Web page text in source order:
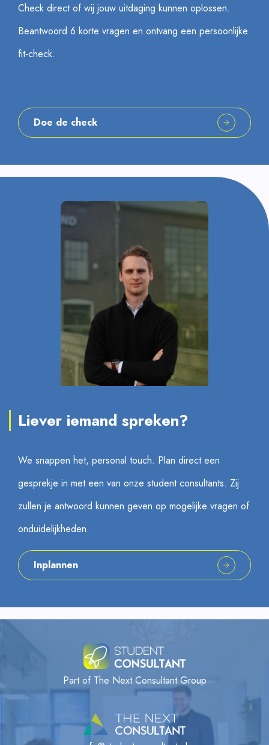
Check direct of wij jouw uitdaging kunnen oplossen.
Beantwoord 6 korte vragen en ontvang een persoonlijke
fit-check.
Doe de check
Liever iemand spreken?
We snappen het, personal touch. Plan direct een
gesprekje in met een van onze student consultants. Zij
zullen je antwoord kunnen geven op mogelijke vragen of
onduidelijkheden.
Inplannen
Part of The Next Consultant Group